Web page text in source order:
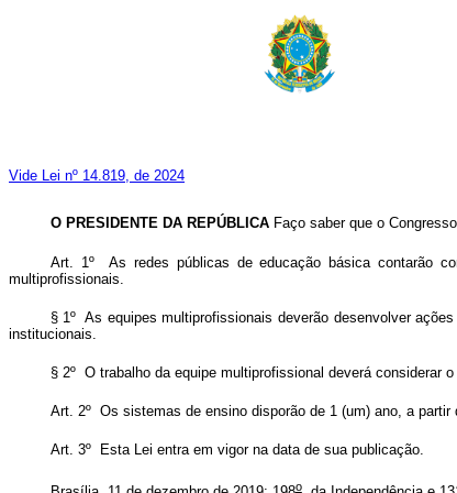
Vide Lei nº 14.819, de 2024
O PRESIDENTE DA REPÚBLICA Faço saber que o
Art. 1º As redes públicas de educação básica contarão
multiprofissionais.
§ 1º As equipes multiprofissionais deverão desenvolver
institucionais.
§ 2º O trabalho da equipe multiprofissional deverá considerar
Art. 2º Os sistemas de ensino disporão de 1 (um) ano, a
Art. 3º Esta Lei entra em vigor na data de sua publicação.
o